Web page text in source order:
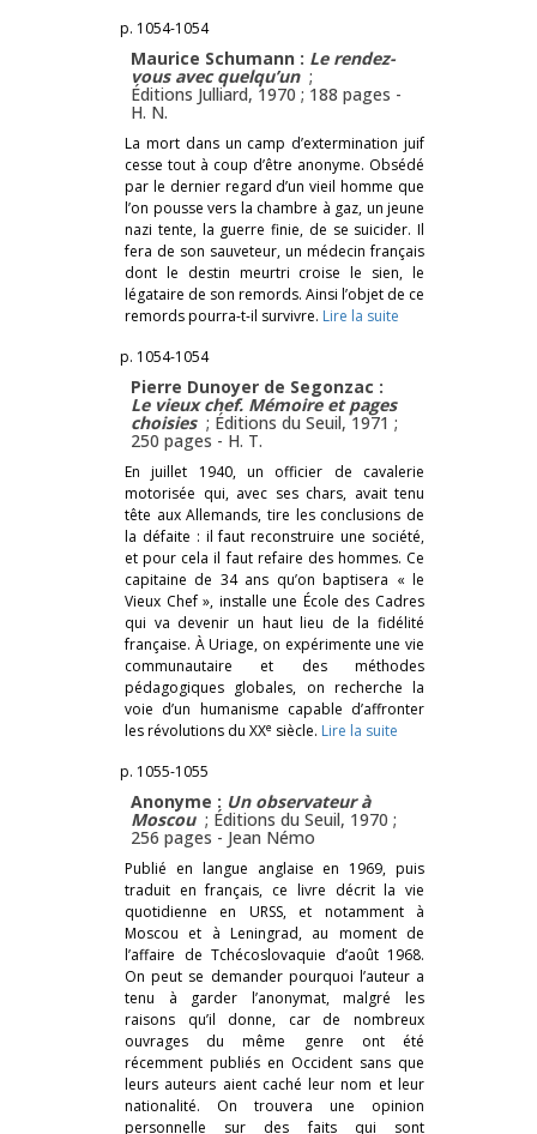
p. 1054-1054
Maurice Schumann : Le rendez-
vous avec quelqu’un ;
Éditions Julliard, 1970 ; 188 pages -
H. N.
La mort dans un camp d’extermination juif
cesse tout à coup d’être anonyme. Obsédé
par le dernier regard d’un vieil homme que
l’on pousse vers la chambre à gaz, un jeune
nazi tente, la guerre finie, de se suicider. Il
fera de son sauveteur, un médecin français
dont le destin meurtri croise le sien, le
légataire de son remords. Ainsi l’objet de ce
remords pourra-t-il survivre. Lire la suite
p. 1054-1054
Pierre Dunoyer de Segonzac :
Le vieux chef. Mémoire et pages
choisies ; Éditions du Seuil, 1971 ;
250 pages - H. T.
En juillet 1940, un officier de cavalerie
motorisée qui, avec ses chars, avait tenu
tête aux Allemands, tire les conclusions de
la défaite : il faut reconstruire une société,
et pour cela il faut refaire des hommes. Ce
capitaine de 34 ans qu’on baptisera « le
Vieux Chef », installe une École des Cadres
qui va devenir un haut lieu de la fidélité
française. À Uriage, on expérimente une vie
communautaire et des méthodes
pédagogiques globales, on recherche la
voie d’un humanisme capable d’affronter
les révolutions du XXe siècle. Lire la suite
p. 1055-1055
Anonyme : Un observateur à
Moscou ; Éditions du Seuil, 1970 ;
256 pages - Jean Némo
Publié en langue anglaise en 1969, puis
traduit en français, ce livre décrit la vie
quotidienne en URSS, et notamment à
Moscou et à Leningrad, au moment de
l’affaire de Tchécoslovaquie d’août 1968.
On peut se demander pourquoi l’auteur a
tenu à garder l’anonymat, malgré les
raisons qu’il donne, car de nombreux
ouvrages du même genre ont été
récemment publiés en Occident sans que
leurs auteurs aient caché leur nom et leur
nationalité. On trouvera une opinion
personnelle sur des faits qui sont